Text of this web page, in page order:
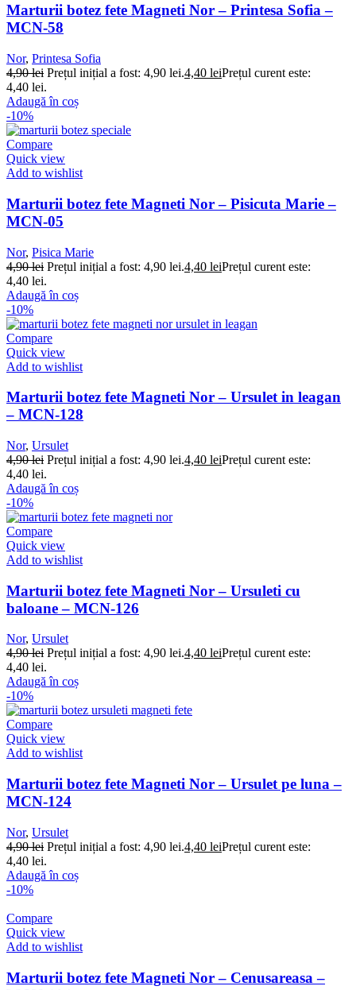
Marturii botez fete Magneti Nor – Printesa Sofia –
MCN-58
Nor, Printesa Sofia
4,90lei Prețul inițial a fost: 4,90 lei.4,40 leiPrețul curent este:
4,40 lei.
Adaugă în coș
-10%
Compare
Quick view
Add to wishlist
Marturii botez fete Magneti Nor – Pisicuta Marie –
MCN-05
Nor, Pisica Marie
4,90lei Prețul inițial a fost: 4,90 lei.4,40 leiPrețul curent este:
4,40 lei.
Adaugă în coș
-10%
Compare
Quick view
Add to wishlist
Marturii botez fete Magneti Nor – Ursulet in leagan
– MCN-128
Nor, Ursulet
4,90lei Prețul inițial a fost: 4,90 lei.4,40 leiPrețul curent este:
4,40 lei.
Adaugă în coș
-10%
Compare
Quick view
Add to wishlist
Marturii botez fete Magneti Nor – Ursuleti cu
baloane – MCN-126
Nor, Ursulet
4,90lei Prețul inițial a fost: 4,90 lei.4,40 leiPrețul curent este:
4,40 lei.
Adaugă în coș
-10%
Compare
Quick view
Add to wishlist
Marturii botez fete Magneti Nor – Ursulet pe luna –
MCN-124
Nor, Ursulet
4,90lei Prețul inițial a fost: 4,90 lei.4,40 leiPrețul curent este:
4,40 lei.
Adaugă în coș
-10%
Compare
Quick view
Add to wishlist
Marturii botez fete Magneti Nor – Cenusareasa –